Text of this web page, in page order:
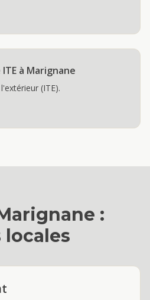
à Marignane
(ITE).
: